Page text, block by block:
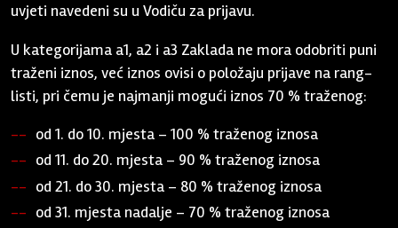
uvjeti navedeni su u Vodiču za prijavu.
U kategorijama a1, a2 i a3 Zaklada ne mora odobriti puni
traženi iznos, već iznos ovisi o položaju prijave na rang-
listi, pri čemu je najmanji mogući iznos 70 % traženog:
od 1. do 10. mjesta – 100 % traženog iznosa
od 11. do 20. mjesta – 90 % traženog iznosa
od 21. do 30. mjesta – 80 % traženog iznosa
od 31. mjesta nadalje – 70 % traženog iznosa